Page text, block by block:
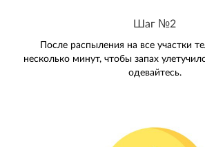
Шаг №2
После распыления на все участки
несколько минут, чтобы запах
одевайтесь.